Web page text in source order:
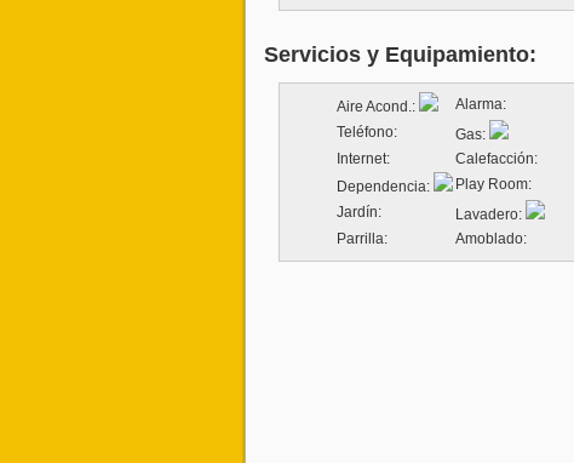
Servicios y Equipamiento:
Aire Acond.: Alarma:
Teléfono:
Gas:
Internet:
Calefacción:
Dependencia:
Play Room:
Jardín:
Lavadero:
Parrilla:
Amoblado: